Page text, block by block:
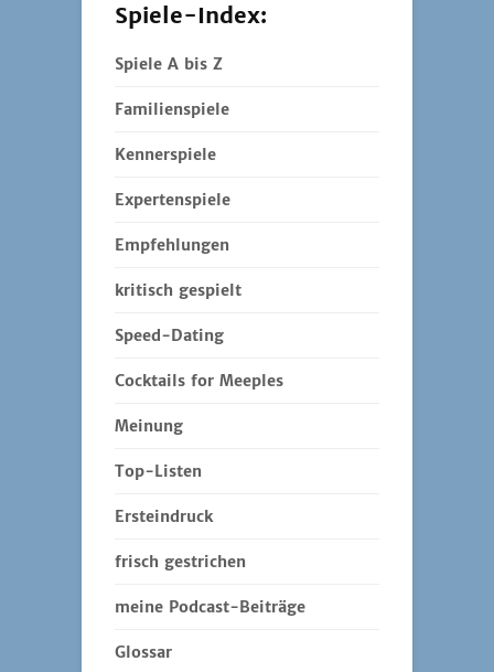
Spiele-Index:
Spiele A bis Z
Familienspiele
Kennerspiele
Expertenspiele
Empfehlungen
kritisch gespielt
Speed-Dating
Cocktails for Meeples
Meinung
Top-Listen
Ersteindruck
frisch gestrichen
meine Podcast-Beiträge
Glossar